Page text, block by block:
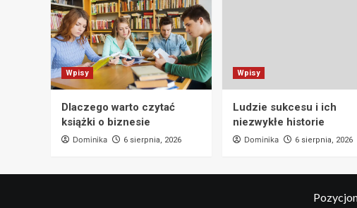
Wpisy
Dlaczego warto czytać
książki o biznesie
Dominika 6 sierpnia, 2026
Wpisy
Ludzie sukcesu i ich
niezwykłe historie
Dominika 6 sierpnia, 2026